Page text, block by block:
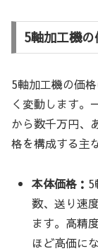
5軸加工機
5軸加工機の価
く変動します。
から数千万円、
格を構成する主
本体価格： 5
数、送り速
ます。高精
ほど高価に